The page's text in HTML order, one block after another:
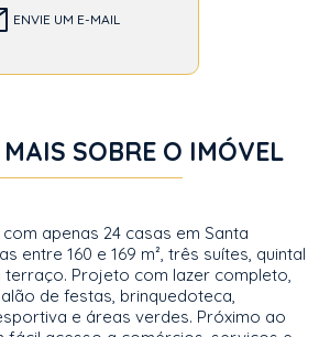
ENVIE UM E-MAIL
SOBRE O IMÓVEL
apenas 24 casas em Santa
entre 160 e 169 m², três suítes, quintal
Projeto com lazer completo,
de festas, brinquedoteca,
e áreas verdes. Próximo ao